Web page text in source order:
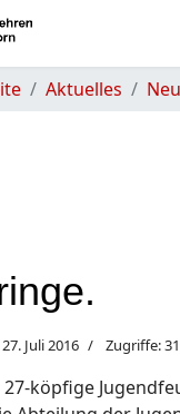
Aktuelles
27. Juli 2016 Zugriffe:
köpfige